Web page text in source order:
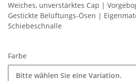
Weiches, unverstärktes Cap |
Gestickte Belüftungs-Ösen |
Schiebeschnalle
Farbe
Bitte wählen Sie eine Variation.